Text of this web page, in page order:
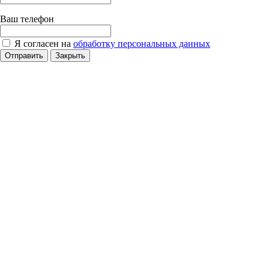
Ваш телефон
Я согласен на обработку персональных данных
Отправить Закрыть